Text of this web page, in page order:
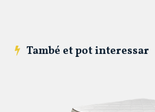
També et pot interessar